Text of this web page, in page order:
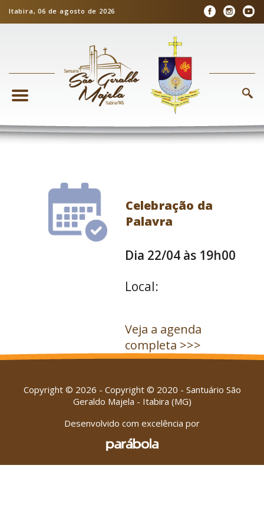
Itabira, 06 de agosto de 2026
Celebração da
Palavra
Dia 22/04 às 19h00
Local:
Veja a agenda
completa >>>
Copyright © 2026 - Copyright © 2020 - Santuário São
Geraldo Majela - Itabira (MG)
Desenvolvido com excelência por